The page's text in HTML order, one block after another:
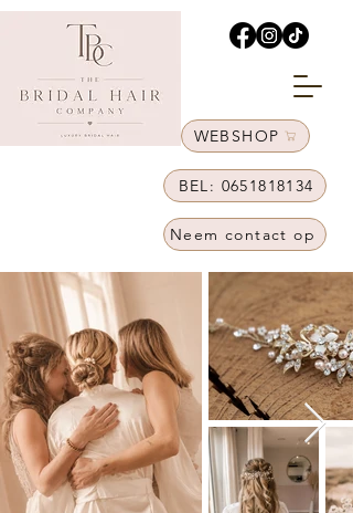
WEBSHOP
Neem contact op
BEL: 0651818134